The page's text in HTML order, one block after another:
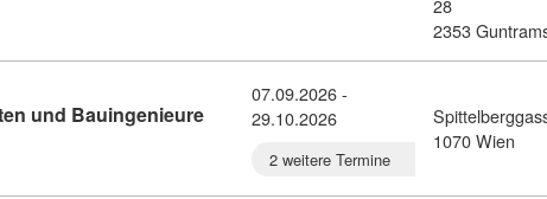
28
2353
und Bauingenieure
für Architekten und Bauingenieure B2/C1 (11408736)
07.09.2026 -
29.10.2026
2 weitere Termine
1070 Wien